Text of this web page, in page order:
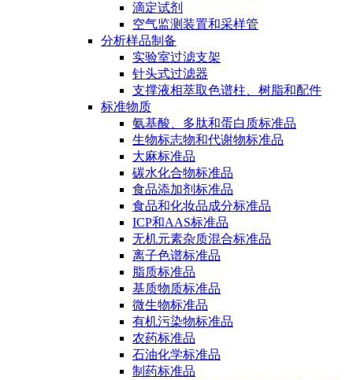
滴定试剂
空气监测装置和采样管
分析样品制备
实验室过滤支架
针头式过滤器
支撑液相萃取色谱柱、树脂和配件
标准物质
氨基酸、多肽和蛋白质标准品
生物标志物和代谢物标准品
大麻标准品
碳水化合物标准品
食品添加剂标准品
食品和化妆品成分标准品
ICP和AAS标准品
无机元素杂质混合标准品
离子色谱标准品
脂质标准品
基质物质标准品
微生物标准品
有机污染物标准品
农药标准品
石油化学标准品
制药标准品